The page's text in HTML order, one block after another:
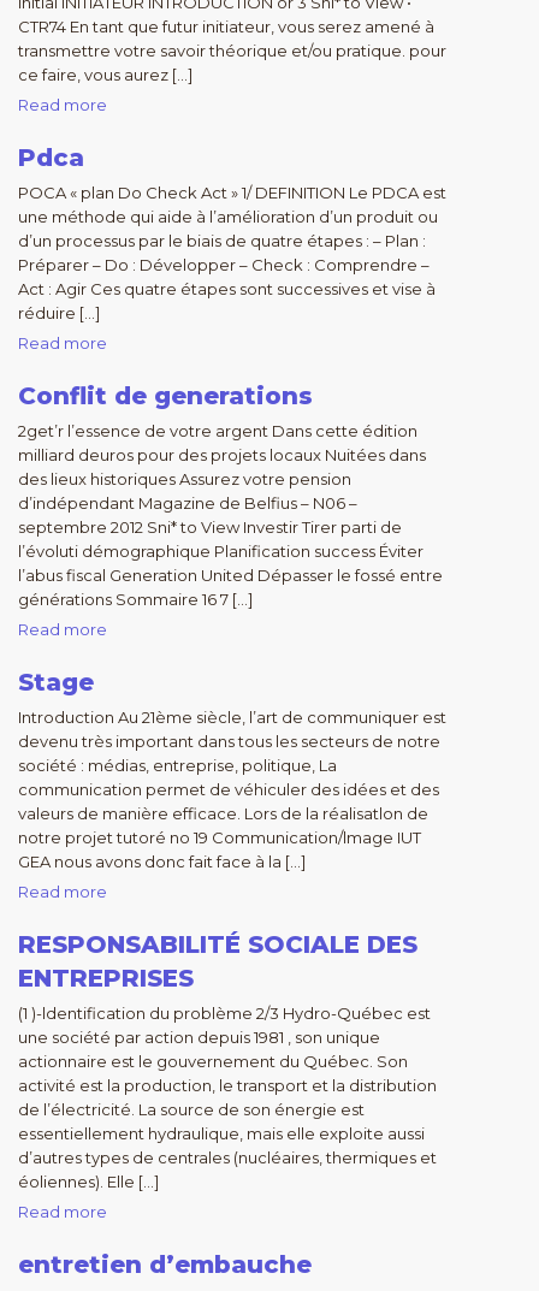
CTR74 En tant que futur initiateur, vous serez amené à
transmettre votre savoir théorique et/ou pratique. pour
ce faire, vous aurez […]
Read more
Pdca
POCA « plan Do Check Act » 1/ DEFINITION Le PDCA est
une méthode qui aide à l’amélioration d’un produit ou
d’un processus par le biais de quatre étapes : – Plan :
Préparer – Do : Développer – Check : Comprendre –
Act : Agir Ces quatre étapes sont successives et vise à
réduire […]
Read more
Conflit de generations
2get’r l’essence de votre argent Dans cette édition
milliard deuros pour des projets locaux Nuitées dans
des lieux historiques Assurez votre pension
d’indépendant Magazine de Belfius – N06 –
septembre 2012 Sni* to View Investir Tirer parti de
l’évoluti démographique Planification success Éviter
l’abus fiscal Generation United Dépasser le fossé entre
générations Sommaire 16 7 […]
Read more
Stage
Introduction Au 21ème siècle, l’art de communiquer est
devenu très important dans tous les secteurs de notre
société : médias, entreprise, politique, La
communication permet de véhiculer des idées et des
valeurs de manière efficace. Lors de la réalisatlon de
notre projet tutoré no 19 Communication/lmage IUT
GEA nous avons donc fait face à la […]
Read more
RESPONSABILITÉ SOCIALE DES
ENTREPRISES
(1 )-ldentification du problème 2/3 Hydro-Québec est
une société par action depuis 1981 , son unique
actionnaire est le gouvernement du Québec. Son
activité est la production, le transport et la distribution
de l’électricité. La source de son énergie est
essentiellement hydraulique, mais elle exploite aussi
d’autres types de centrales (nucléaires, thermiques et
éoliennes). Elle […]
Read more
entretien d’embauche